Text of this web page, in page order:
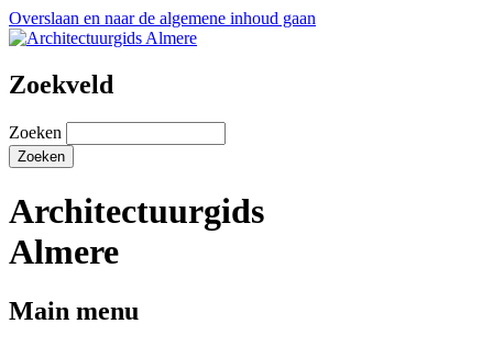
Overslaan en naar de algemene inhoud gaan
Zoekveld
Zoeken
Architectuurgids
Almere
Main menu